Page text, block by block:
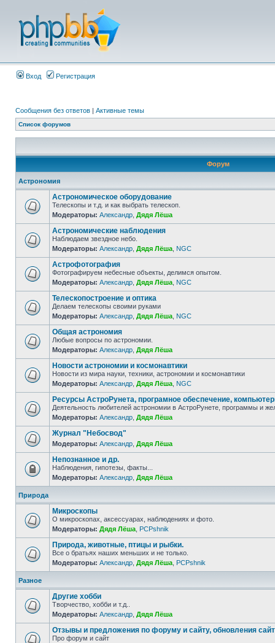
Вход Регистрация
Сообщения без ответов | Активные темы
Список форумов
Форум
Астрономия
Астрономическое оборудование
Телескопы и т.д. и как выбрать телескоп.
Модераторы: Александр Дядя Лёша
Астрономические наблюдения
Наблюдаем звездное небо.
Модераторы: Александр Дядя Лёша NGC
Астрофотография
Фотографируем небесные объекты, делимся опытом.
Модераторы: Александр Дядя Лёша NGC
Телескопостроение и оптика
Делаем телескопы своими руками
Модераторы: Александр Дядя Лёша NGC
Общая астрономия
Любые вопросы по астрономии.
Модераторы: Александр Дядя Лёша
Новости астрономии и космонавтики
Новости из мира науки, техники, астрономии и космонавтики
Модераторы: Александр Дядя Лёша NGC
Ресурсы АстроРунета, програмное обеспечение,
Деятельность любителей астрономии в АстроРунете, программы и
Модераторы: Александр Дядя Лёша
Журнал "Небосвод"
Модераторы: Александр Дядя Лёша
Непознанное и др.
Наблюдения, гипотезы, факты...
Модераторы: Александр Дядя Лёша
Природа
Микроскопы
О микроскопах, аксессуарах, наблюдениях и фото.
Модераторы: Дядя Лёша PCPshnik
Природа, животные, птицы и рыбки.
Все о братьях наших меньших и не только.
Модераторы: Александр Дядя Лёша PCPshnik
Разное
Другие хобби
Творчество, хобби и т.д..
Модераторы: Александр Дядя Лёша
Отзывы и предложения по форуму и сайту, обновления
Про форум и сайт